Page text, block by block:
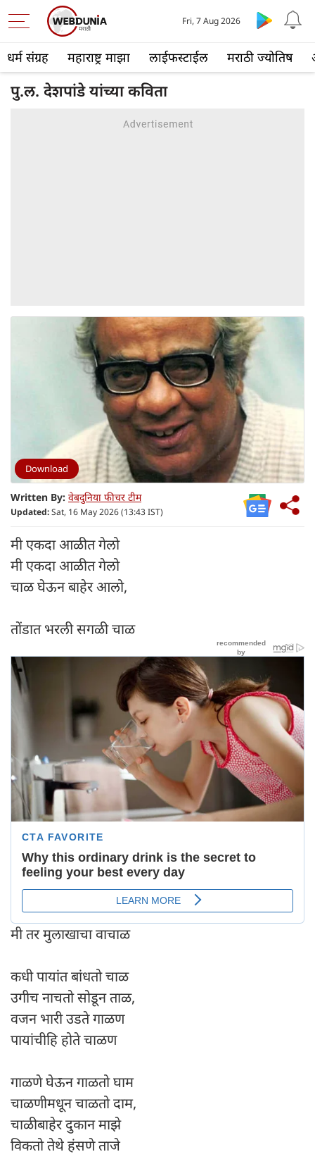
धर्म संग्रह महाराष्ट्र माझा लाईफस्टाईल मराठी ज्योतिष
Fri, 7 Aug 2026
पु.ल. देशपांडे यांच्या कविता
Download
Written By: वेबदुनिया फीचर टीम
Updated:Sat, 16 May 2026 (13:43 IST)
मी एकदा आळीत गेलो
मी एकदा आळीत गेलो
चाळ घेऊन बाहेर आलो,
तोंडात भरली सगळी चाळ
मी तर मुलाखाचा वाचाळ
कधी पायांत बांधतो चाळ
उगीच नाचतो सोडून ताळ,
वजन भारी उडते गाळण
पायांचीहि होते चाळण
गाळणे घेऊन गाळतो घाम
चाळणीमधून चाळतो दाम,
चाळीबाहेर दुकान माझे
विकतो तेथे हंसणे ताजे